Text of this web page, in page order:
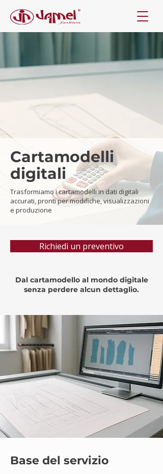
Cartamodelli
digitali
Trasformiamo i cartamodelli in dati digitali
accurati, pronti per modifiche, visualizzazioni
e produzione
Richiedi un preventivo
Dal cartamodello al mondo digitale
senza perdere alcun dettaglio.
Base del servizio